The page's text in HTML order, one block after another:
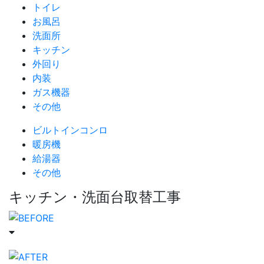
トイレ
お風呂
洗面所
キッチン
外回り
内装
ガス機器
その他
ビルトインコンロ
暖房機
給湯器
その他
キッチン・洗面台取替工事